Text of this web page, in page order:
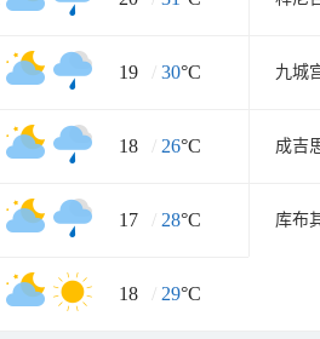
19 / 30°C 九城
18 / 26°C 成吉
17 / 28°C
18 / 29°C